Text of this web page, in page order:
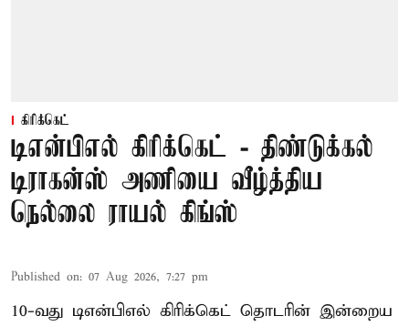
கிரிக்கெட்
டிஎன்பிஎல் கிரிக்கெட் - திண்டுக்கல்
டிராகன்ஸ் அணியை வீழ்த்திய
நெல்லை ராயல் கிங்ஸ்
Published on: 07 Aug 2026, 7:27 pm
10-வது டிஎன்பிஎல் கிரிக்கெட் தொடரின் இன்றைய